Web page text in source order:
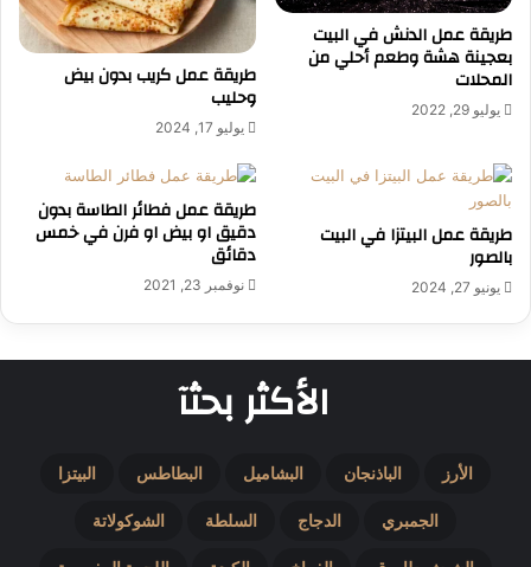
طريقة عمل الدنش في البيت
بعجينة هشة وطعم أحلي من
المحلات
يوليو 29, 2022
طريقة عمل كريب بدون بيض
وحليب
يوليو 17, 2024
طريقة عمل البيتزا في البيت
بالصور
يونيو 27, 2024
طريقة عمل فطائر الطاسة بدون
دقيق او بيض او فرن في خمس
دقائق
نوفمبر 23, 2021
الأكثر بحثآ
الأرز الباذنجان البشاميل البطاطس البيتزا
الجمبري الدجاج السلطة الشوكولاتة